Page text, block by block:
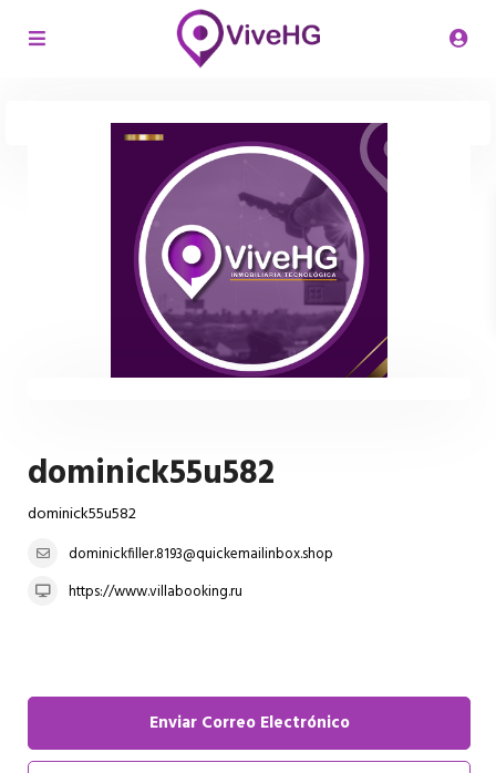
dominick55u582
dominick55u582
dominickfiller.8193@quickemailinbox.shop
https://www.villabooking.ru
Enviar Correo Electrónico